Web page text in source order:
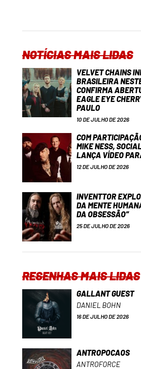
NOTÍCIAS MAIS LIDAS
VELVET CHAINS
BRASILEIRA
CONFIRMA
EAGLE EYE
PAULO
10 DE JULHO DE 2026
COM
MIKE NESS,
LANÇA VÍDEO
12 DE JULHO DE 2026
INVENTTOR
DA MENTE
DA OBSESSÃO”
25 DE JULHO DE 2026
RESENHAS MAIS LIDAS
GALLANT GUEST
DANIEL BOHN
16 DE JULHO DE 2026
ANTROPOCAOS
ANTROFORCE